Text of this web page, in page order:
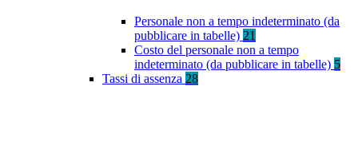
Personale non a tempo indeterminato (da
pubblicare in tabelle) 21
Costo del personale non a tempo
indeterminato (da pubblicare in tabelle) 5
Tassi di assenza 28